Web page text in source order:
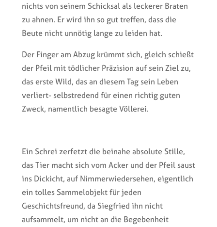
nichts von seinem Schicksal als leckerer Braten
zu ahnen. Er wird ihn so gut treffen, dass die
Beute nicht unnötig lange zu leiden hat.
Der Finger am Abzug krümmt sich, gleich schießt
der Pfeil mit tödlicher Präzision auf sein Ziel zu,
das erste Wild, das an diesem Tag sein Leben
verliert- selbstredend für einen richtig guten
Zweck, namentlich besagte Völlerei.
Ein Schrei zerfetzt die beinahe absolute Stille,
das Tier macht sich vom Acker und der Pfeil saust
ins Dickicht, auf Nimmerwiedersehen, eigentlich
ein tolles Sammelobjekt für jeden
Geschichtsfreund, da Siegfried ihn nicht
aufsammelt, um nicht an die Begebenheit